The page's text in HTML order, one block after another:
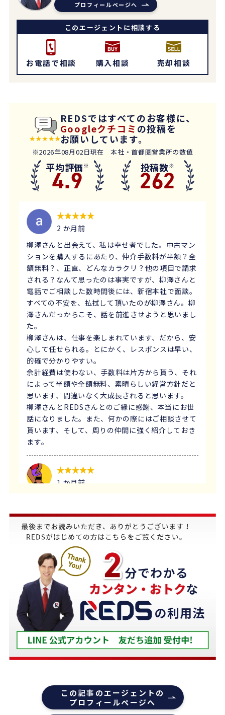
プロフィールページへ
このエージェントに相談する
お電話で相談 購入相談 売却相談
REDSではすべてのお客様に、
Googleクチコミ の投稿を
お願いしています。
※2026年08月02日現在 本社・首都圏営業所の数値
平均評価※
4.9 投稿数※
262
2 か月前
柳澤さんと出会えて、私は幸せ者でした。中古マン
ションを購入するにあたり、仲介手数料が半額？全
額無料？、正直、どんなカラクリ？他の項目で請求
される？なんて思ったのは事実ですが、柳澤さんと
電話でご相談した数時間後には、新宿本社で面談。
すべての不安を、払拭して頂いたのが柳澤さん。柳
澤さんだっからこそ、話を前進させようと思いまし
た。
柳澤さんは、仕事を楽しまれています、だから、安
心して任せられる。とにかく、レスポンスは早い、
的確で分かりやすい。
余計経費は使わない、手数料は片方から貰う、それ
によって半額や全額無料、素晴らしい経営方針だと
思います、間違いなく大成長されると思います。
柳澤さんとREDSさんとのご縁に感謝、本当にお世
話になりました。また、何かの際にはご相談させて
貰います、そして、周りの仲間に強く紹介しておき
ます。
1 か月前
他の不動産会社と違って、売り込みが全くなく自分
のペースで進めることが出来るのが非常に大きかっ
担当の下山さんには大変お世話になりました。
築年数が厳しい条件の中、数々の条件を伝えたとこ
ろ、適切かつ具体的に提案していただきました。
下山さんの人柄も安心でき、打ち合わせの時に、冗
談や笑い話が多く、不動産売却のことを忘れてしま
うほどでした。
また色々な相談もすぐ迅速に対応していただ感謝し
ております。
また機会があれば是非REDSを利用したいし、紹介
していきたいと思います。
エージェントの指名は下山さんをオススメします！
この記事のエージェントの
プロフィールページへ